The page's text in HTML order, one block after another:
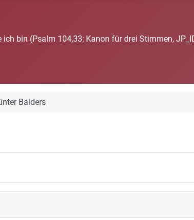
bin (Psalm 104,33; Kanon für drei Stimmen,
Balders